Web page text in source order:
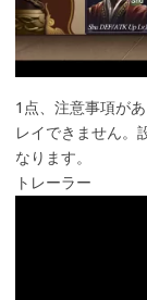
1点、注意事項が
レイできません。
なります。
トレーラー